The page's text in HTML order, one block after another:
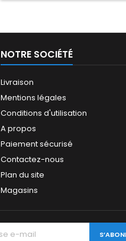
NOTRE SOCIÉTÉ
Livraison
Mentions légales
Conditions d'utilisation
A propos
Paiement sécurisé
Contactez-nous
Plan du site
Magasins